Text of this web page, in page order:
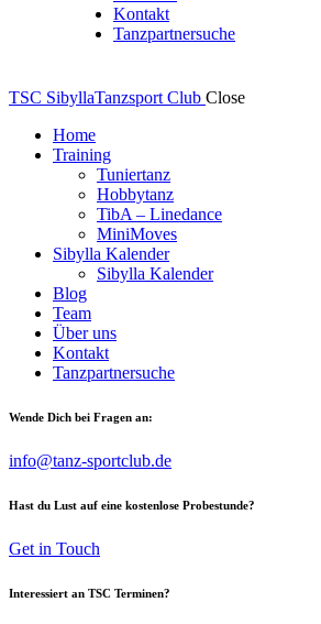
Kontakt
Tanzpartnersuche
TSC SibyllaTanzsport Club Close
Home
Training
Tuniertanz
Hobbytanz
TibA – Linedance
MiniMoves
Sibylla Kalender
Sibylla Kalender
Blog
Team
Über uns
Kontakt
Tanzpartnersuche
Wende Dich bei Fragen an:
info@tanz-sportclub.de
Hast du Lust auf eine kostenlose Probestunde?
Get in Touch
Interessiert an TSC Terminen?